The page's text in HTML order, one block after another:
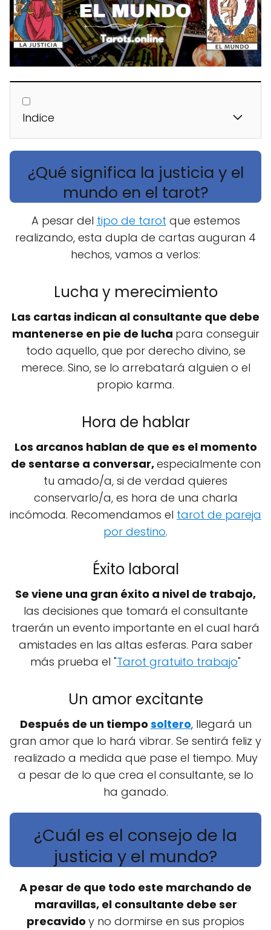
Indice
¿Qué significa la justicia y el
mundo en el tarot?
A pesar del tipo de tarot que estemos
realizando, esta dupla de cartas auguran 4
hechos, vamos a verlos:
Lucha y merecimiento
Las cartas indican al consultante que debe
mantenerse en pie de lucha para conseguir
todo aquello, que por derecho divino, se
merece. Sino, se lo arrebatará alguien o el
propio karma.
Hora de hablar
Los arcanos hablan de que es el momento
de sentarse a conversar,especialmente con
tu amado/a, si de verdad quieres
conservarlo/a, es hora de una charla
incómoda. Recomendamos el tarot de pareja
por destino.
Éxito laboral
Se viene una gran éxito a nivel de trabajo,
las decisiones que tomará el consultante
traerán un evento importante en el cual hará
amistades en las altas esferas. Para saber
más prueba el "Tarot gratuito trabajo"
Un amor excitante
Después de un tiempo soltero, llegará un
gran amor que lo hará vibrar. Se sentirá feliz y
realizado a medida que pase el tiempo. Muy
a pesar de lo que crea el consultante, se lo
ha ganado.
¿Cuál es el consejo de la
justicia y el mundo?
A pesar de que todo este marchando de
maravillas, el consultante debe ser
precavido y no dormirse en sus propios